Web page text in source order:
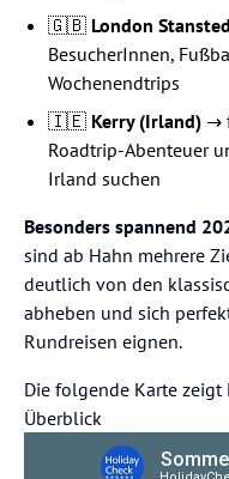
🇬🇧 London Stansted
BesucherInnen,
Wochenendtrips
🇮🇪 Kerry (Irland) →
Roadtrip-Abenteuer
Irland suchen
Besonders spannend
sind ab Hahn mehrere
deutlich von den
abheben und sich
Rundreisen eignen.
Die folgende Karte
Überblick